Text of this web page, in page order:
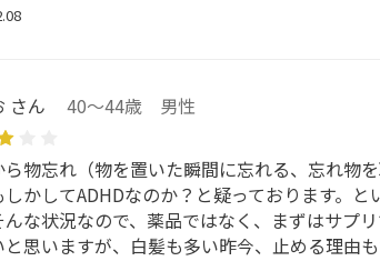
さん 40～44歳 男性
ら物忘れ（物を置いた瞬間に忘れる、忘れ物
しかしてADHDなのか？と疑っております。
んな状況なので、薬品ではなく、まずはサプ
と思いますが、白髪も多い昨今、止める理由